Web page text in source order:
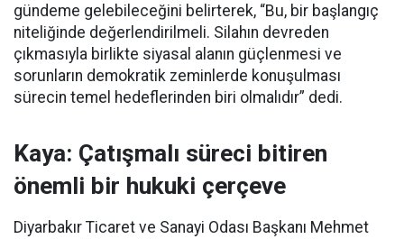
gündeme gelebileceğini belirterek, “Bu, bir başlangıç
niteliğinde değerlendirilmeli. Silahın devreden
çıkmasıyla birlikte siyasal alanın güçlenmesi ve
sorunların demokratik zeminlerde konuşulması
sürecin temel hedeflerinden biri olmalıdır” dedi.
Kaya: Çatışmalı süreci bitiren
önemli bir hukuki çerçeve
Diyarbakır Ticaret ve Sanayi Odası Başkanı Mehmet